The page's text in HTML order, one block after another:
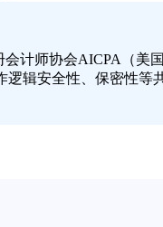
会计师协会AICPA（
逻辑安全性、保密性等